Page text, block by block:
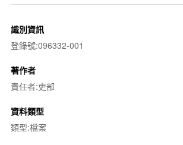
識別資訊
登錄號:096332-001
著作者
責任者:吏部
資料類型
類型:檔案